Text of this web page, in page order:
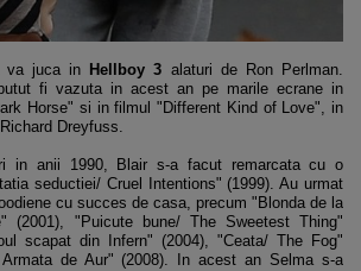
va juca in Hellboy 3 alaturi de Ron Perlman.
fi vazuta in acest an pe marile ecrane in
Horse" si in filmul "Different Kind of Love", in
Dreyfuss.
in anii 1990, Blair s-a facut remarcata cu o
seductiei/ Cruel Intentions" (1999). Au urmat
cu succes de casa, precum "Blonda de la
(2001), "Puicute bune/ The Sweetest Thing"
scapat din Infern" (2004), "Ceata/ The Fog"
de Aur" (2008). In acest an Selma s-a